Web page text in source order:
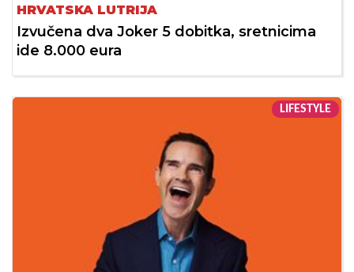
HRVATSKA LUTRIJA
Izvučena dva Joker 5 dobitka, sretnicima
ide 8.000 eura
LIFESTYLE